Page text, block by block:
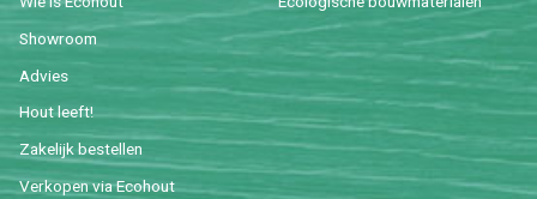
Show­room
Ad­vies
Hout leeft!
Za­ke­lijk be­stel­len
Ver­ko­pen via Eco­hout